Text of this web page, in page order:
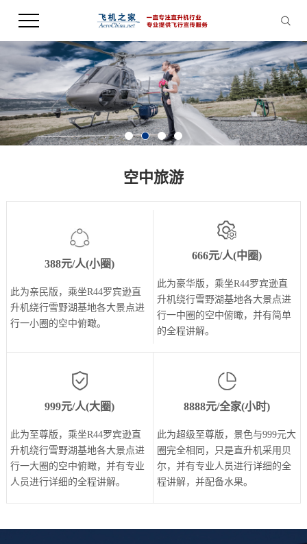
空中旅游
388元/人(小圈)
此为亲民版，乘坐R44罗宾逊直
升机绕行雪野湖基地各大景点进
行一小圈的空中俯瞰。
666元/人(中圈)
此为豪华版，乘坐R44罗宾逊直
升机绕行雪野湖基地各大景点进
行一中圈的空中俯瞰，并有简单
的全程讲解。
999元/人(大圈)
此为至尊版，乘坐R44罗宾逊直
升机绕行雪野湖基地各大景点进
行一大圈的空中俯瞰，并有专业
人员进行详细的全程讲解。
8888元/全家(小时)
此为超级至尊版，景色与999元大
圈完全相同，只是直升机采用贝
尔，并有专业人员进行详细的全
程讲解，并配备水果。